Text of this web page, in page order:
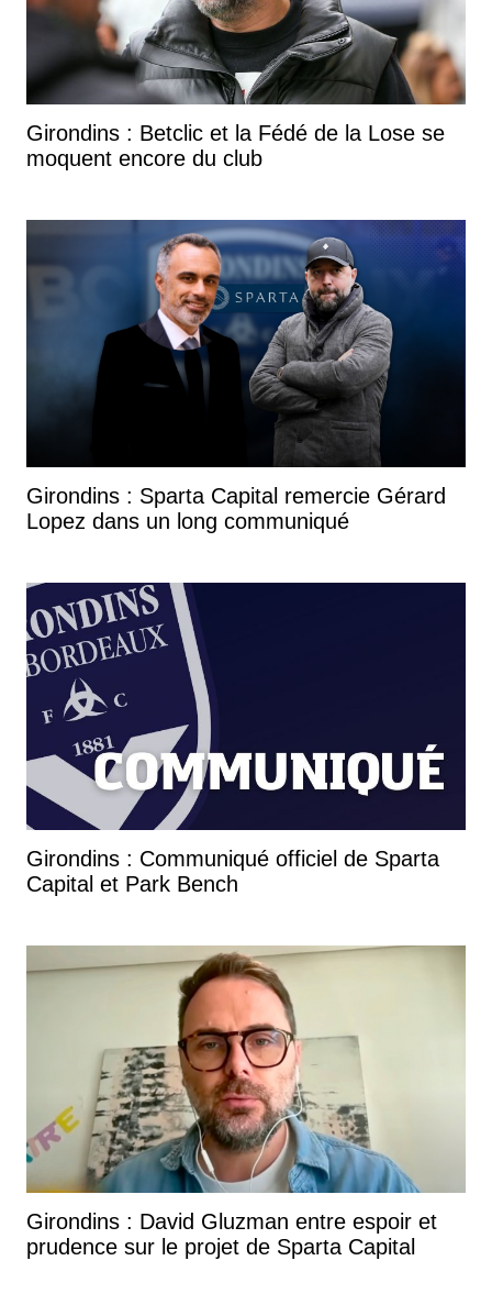
Girondins : Betclic et la Fédé de la Lose se
moquent encore du club
Girondins : Sparta Capital remercie Gérard
Lopez dans un long communiqué
Girondins : Communiqué officiel de Sparta
Capital et Park Bench
Girondins : David Gluzman entre espoir et
prudence sur le projet de Sparta Capital